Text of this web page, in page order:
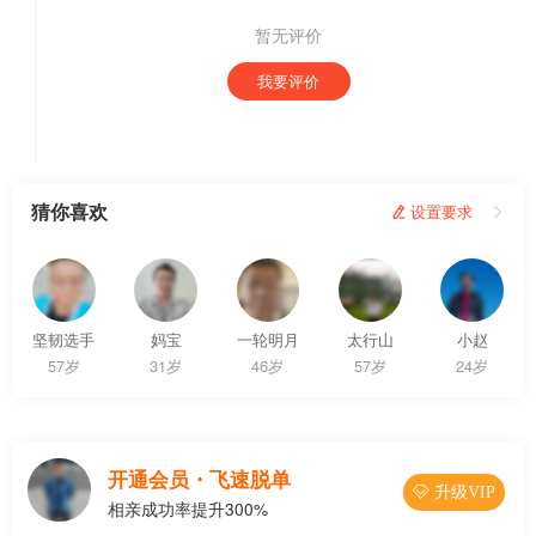
暂无评价
我要评价
猜你喜欢  设置要求 
坚韧选手
57岁
妈宝
31岁
一轮明月
46岁
太行山
57岁
小赵
24岁
开通会员・飞速脱单
相亲成功率提升300%
 升级VIP